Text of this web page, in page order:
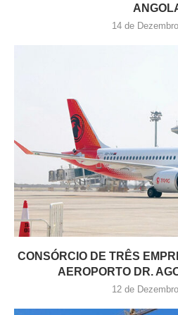
14 de
CONSÓRCIO DE TRÊS
AEROPORTO DR.
12 de